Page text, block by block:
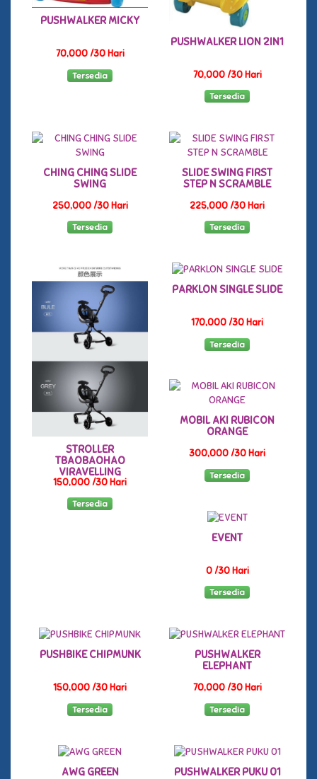
PUSHWALKER MICKY
70,000 /30 Hari
Tersedia
PUSHWALKER LION 2IN1
70,000 /30 Hari
Tersedia
CHING CHING SLIDE
SWING
250,000 /30 Hari
Tersedia
SLIDE SWING FIRST
STEP N SCRAMBLE
225,000 /30 Hari
Tersedia
STROLLER
TBAOBAOHAO
VIRAVELLING
150,000 /30 Hari
Tersedia
PARKLON SINGLE SLIDE
170,000 /30 Hari
Tersedia
MOBIL AKI RUBICON
ORANGE
300,000 /30 Hari
Tersedia
EVENT
0 /30 Hari
Tersedia
PUSHBIKE CHIPMUNK
150,000 /30 Hari
Tersedia
PUSHWALKER
ELEPHANT
70,000 /30 Hari
Tersedia
AWG GREEN PUSHWALKER PUKU 01